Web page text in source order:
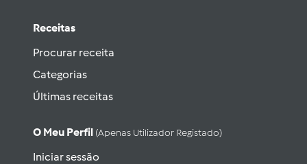
Receitas
Procurar receita
Categorias
Últimas receitas
O Meu Perfil (apenas Utilizador Registado)
Iniciar sessão